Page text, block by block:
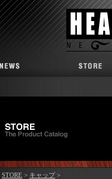
STORE > キャップ>